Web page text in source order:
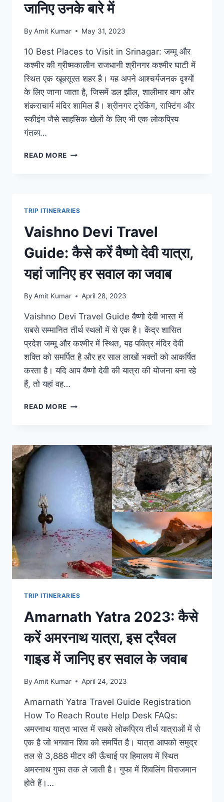
की
आइटनरी
जानिए उनके बारे में
By Amit Kumar May 31, 2023
10 Best Places to Visit in Srinagar: जम्मू और
कश्मीर की ग्रीष्मकालीन राजधानी श्रीनगर कश्मीर घाटी में
स्थित एक खूबसूरत शहर है। यह अपने आश्चर्यजनक दृश्यों
के लिए जाना जाता है, जिसमें डल झील, शालीमार बाग और
शंकराचार्य मंदिर शामिल हैं। श्रीनगर ट्रेकिंग, राफ्टिंग और
स्कीइंग जैसे साहसिक खेलों के लिए भी एक लोकप्रिय
गंतव्य…
READ MORE
श्रीनगर
में
घूमने
की
10
बेहतरीन
कहां
जानिए
उनके
बारे
में
TRIP ITINERARIES
Vaishno Devi Travel
Guide: कैसे करें वैष्णो देवी यात्रा,
यहां जानिए हर सवाल का जवाब
By Amit Kumar April 28, 2023
Vaishno Devi Travel Guide वैष्णो देवी भारत में
सबसे सम्मानित तीर्थ स्थलों में से एक है। केंद्र शासित
प्रदेश जम्मू और कश्मीर में स्थित, यह पवित्र मंदिर देवी
शक्ति को समर्पित है और हर साल लाखों भक्तों को आकर्षित
करता है। यदि आप वैष्णो देवी की यात्रा की योजना बना रहे
हैं, तो यहां वह…
READ MORE VAISHNO
कैसे
यात्रा,
यहां
सवाल
का
जवाब
TRIP ITINERARIES
Amarnath Yatra 2023: कैसे
करें अमरनाथ यात्रा, इस ट्रैवल
गाइड में जानिए हर सवाल के जवाब
By Amit Kumar April 24, 2023
Amarnath Yatra Travel Guide Registration
How To Reach Route Help Desk FAQs:
अमरनाथ यात्रा भारत में सबसे लोकप्रिय तीर्थ यात्राओं में से
एक है जो भगवान शिव को समर्पित है। यात्रा आपको समुद्र
तल से 3,888 मीटर की ऊँचाई पर हिमालय में स्थित
अमरनाथ गुफा तक ले जाती है। गुफा में शिवलिंग विराजमान
होते हैं।…